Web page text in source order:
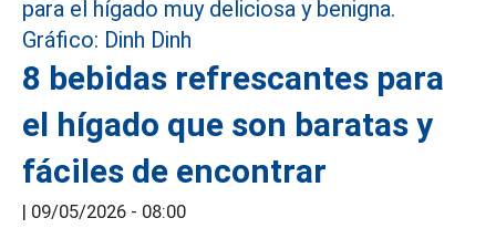
8 bebidas refrescantes para
el hígado que son baratas y
fáciles de encontrar
| 09/05/2026 - 08:00